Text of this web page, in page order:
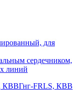
для
сердечником,
линий
FRLS, КВВ